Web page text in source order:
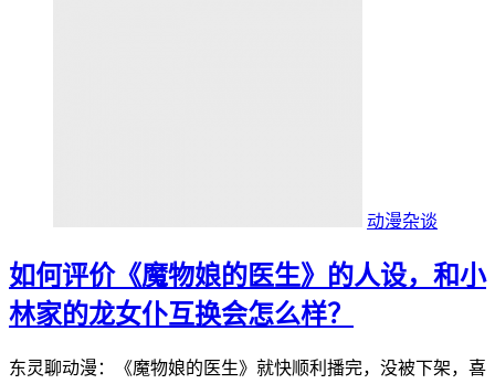
动漫杂谈
如何评价《魔物娘的医生》的人设，和小
林家的龙女仆互换会怎么样？
东灵聊动漫：《魔物娘的医生》就快顺利播完，没被下架，喜